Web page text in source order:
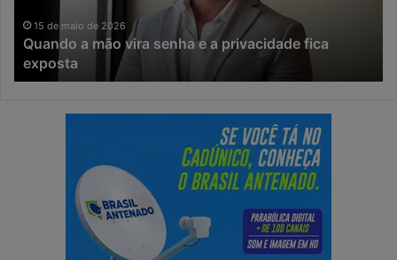
vira senha e a privacidade fica
resposta
virou
principal
da
cibersegurança
11 de maio de 2026
Na era da IA, o
risco da